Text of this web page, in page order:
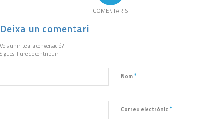
COMENTARIS
Deixa un comentari
Vols unir-te a la conversació?
Sigues lliure de contribuir!
Nom*
Correu electrònic *